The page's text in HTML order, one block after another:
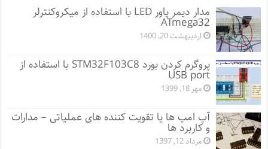
مدار دیمر پاور LED با استفاده از میکروکنترلر
ATmega32
اردیبهشت 20, 1400
پروگرم کردن بورد STM32F103C8 با استفاده از
USB port
مهر 18, 1399
آپ امپ ها یا تقویت کننده های عملیاتی – مدارات
و کاربرد ها
مرداد 12, 1397